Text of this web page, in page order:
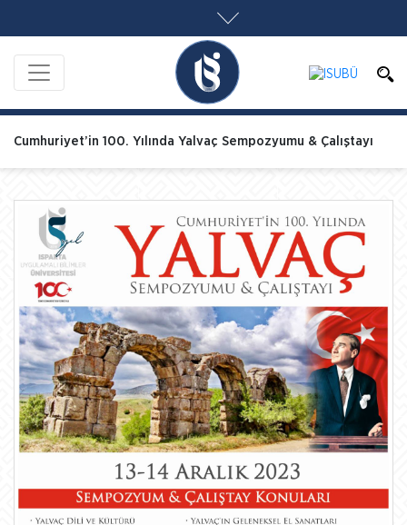
Cumhuriyet’in 100. Yılında Yalvaç Sempozyumu & Çalıştayı